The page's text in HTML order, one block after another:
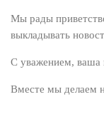
Мы рады
выкладывать
С уважением, ваша
Вместе мы делаем